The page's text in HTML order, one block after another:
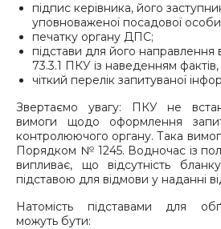
підпис керівника, його
уповноваженої посадової
печатку органу ДПС;
підстави для його направлення
73.3.1 ПКУ із наведенням
чіткий перелік запитуваної
Звертаємо увагу: ПКУ не
вимоги щодо оформлення
контролюючого органу. Така
Порядком № 1245. Водночас із
випливає, що відсутність
підставою для відмови у наданні
Натомість підставами для
можуть бути: